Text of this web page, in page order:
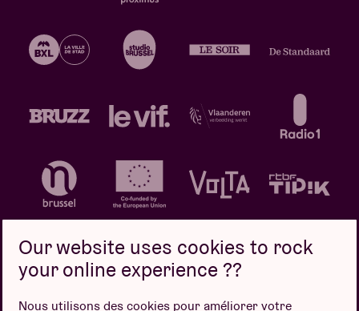
Politique de confidentialité Politique de cookies
Our website uses cookies to rock
your online experience ??
Nous utilisons des cookies pour améliorer votre